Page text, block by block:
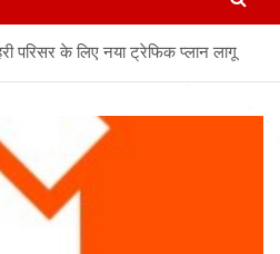
News in
परिसर के लिए नया ट्रेफिक प्लान लागू